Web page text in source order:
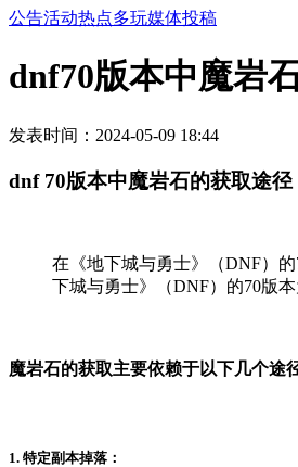
公告活动热点多玩媒体投稿
dnf70版本中魔岩
发表时间：2024-05-09 18:44
dnf 70版本中魔岩石的获取途径
在《地下城与勇士》（DNF）
下城与勇士》（DNF）的70版
魔岩石的获取主要依赖于以下几个途
1. 特定副本掉落：